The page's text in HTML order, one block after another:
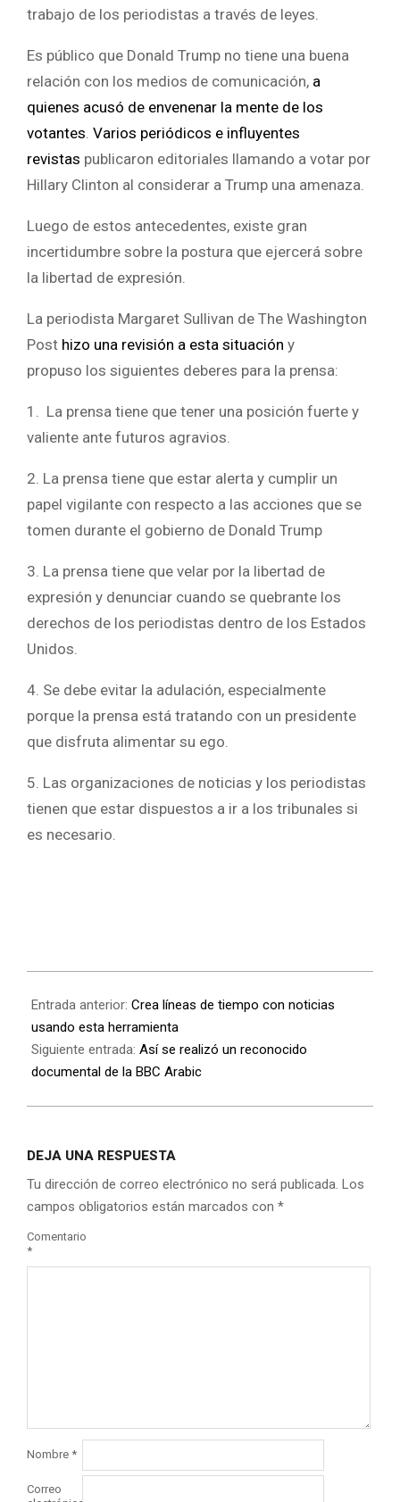
trabajo de los periodistas a través de leyes.
Es público que Donald Trump no tiene una buena
relación con los medios de comunicación, a
quienes acusó de envenenar la mente de los
votantes. Varios periódicos e influyentes
revistas publicaron editoriales llamando a votar por
Hillary Clinton al considerar a Trump una amenaza.
Luego de estos antecedentes, existe gran
incertidumbre sobre la postura que ejercerá sobre
la libertad de expresión.
La periodista Margaret Sullivan de The Washington
Post hizo una revisión a esta situación y
propuso los siguientes deberes para la prensa:
1. La prensa tiene que tener una posición fuerte y
valiente ante futuros agravios.
2. La prensa tiene que estar alerta y cumplir un
papel vigilante con respecto a las acciones que se
tomen durante el gobierno de Donald Trump
3. La prensa tiene que velar por la libertad de
expresión y denunciar cuando se quebrante los
derechos de los periodistas dentro de los Estados
Unidos.
4. Se debe evitar la adulación, especialmente
porque la prensa está tratando con un presidente
que disfruta alimentar su ego.
5. Las organizaciones de noticias y los periodistas
tienen que estar dispuestos a ir a los tribunales si
es necesario.
Entrada anterior: Crea líneas de tiempo con noticias
usando esta herramienta
Siguiente entrada: Así se realizó un reconocido
documental de la BBC Arabic
DEJA UNA RESPUESTA
Tu dirección de correo electrónico no será publicada. Los
campos obligatorios están marcados con *
Comentario
*
Nombre *
Correo